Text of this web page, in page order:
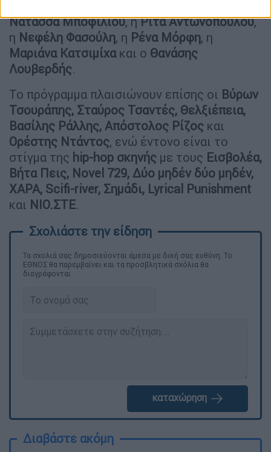
Νατάσσα Μποφίλιου, ηΡίτα Αντωνοπούλου,
η Νεφέλη Φασούλη, η Ρένα Μόρφη, η
Μαριάνα Κατσιμίχακαι ο Θανάσης
Λουβερδής.
Το πρόγραμμα πλαισιώνουν επίσης οι Βύρων
Τσουράπης, Σταύρος Τσαντές, Θελξιέπεια,
Βασίλης Ράλλης, Απόστολος Ρίζος και
Ορέστης Ντάντος, ενώ έντονο είναι το
στίγμα της hip-hop σκηνής με τους Εισβολέα,
Βήτα Πεις, Novel 729, Δύο μηδέν δύο μηδέν,
ΧΑΡΑ, Scifi-river, Σημάδι, Lyrical Punishment
και ΝΙΟ.ΣΤΕ.
Τα σχολιά σας δημοσιεύονται άμεσα με δική σας ευθύνη. Το
ΕΘΝΟΣ θα παρεμβαίνει και τα προσβλητικά σχόλια θα
διαγράφονται
καταχώρηση
Διαβάστε ακόμη